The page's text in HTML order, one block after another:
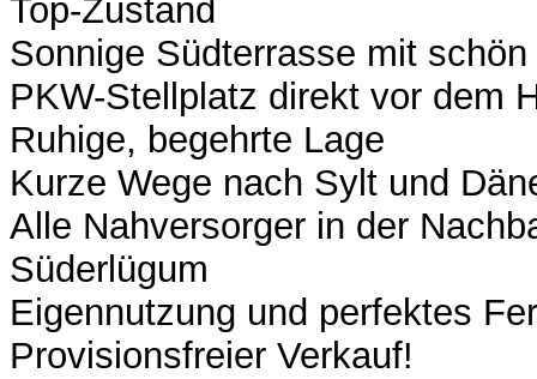
Top-Zustand
Sonnige Südterrasse mit
PKW-Stellplatz direkt vor dem
Ruhige, begehrte Lage
Kurze Wege nach Sylt und
Alle Nahversorger in der
Süderlügum
Eigennutzung und perfektes
Provisionsfreier Verkauf!